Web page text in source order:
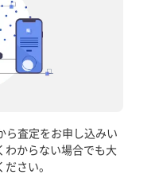
ら査定をお申し込みい
わからない場合でも大
さい。